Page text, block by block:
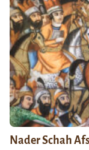
Nader Schah